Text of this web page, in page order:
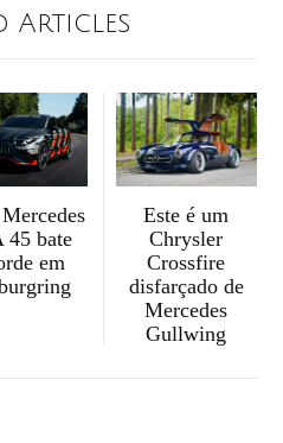
Articles
45 bate
em
Este é um
Chrysler
Crossfire
disfarçado de
Mercedes
Gullwing